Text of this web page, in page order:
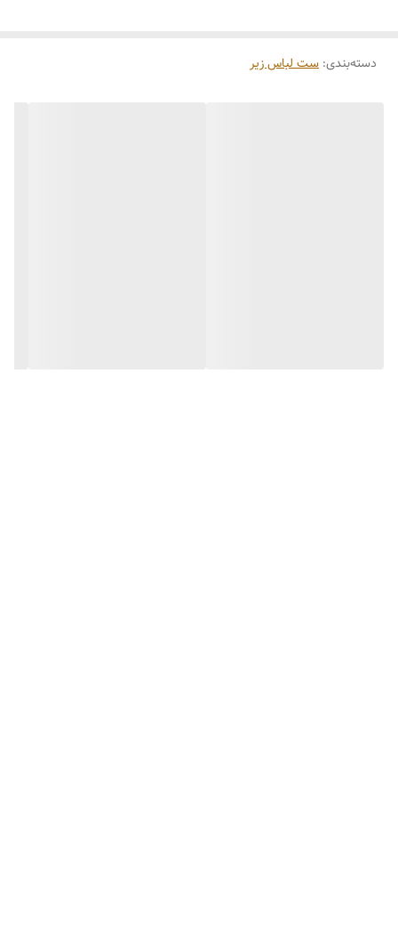
دسته‌بندی: ست لباس زیر